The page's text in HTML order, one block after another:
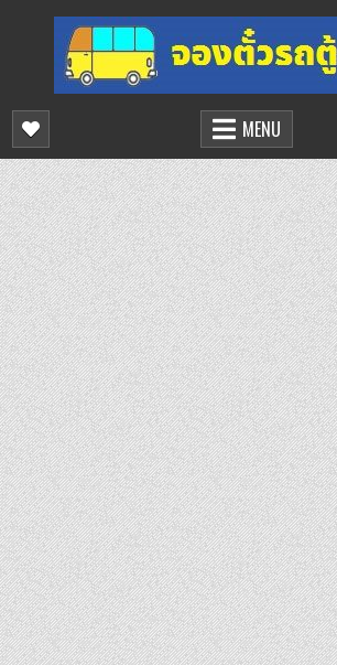
content
จองตั๋วรถตู้ออนไลน์
บริการจองตั๋วรถตู้ออนไลน์
MENU